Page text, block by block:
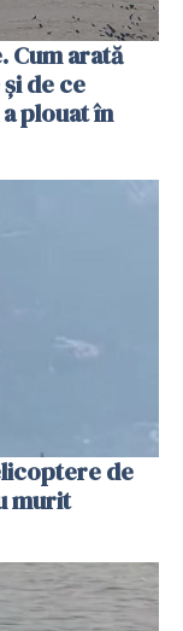
Cum arată
de ce
plouat în
de
murit